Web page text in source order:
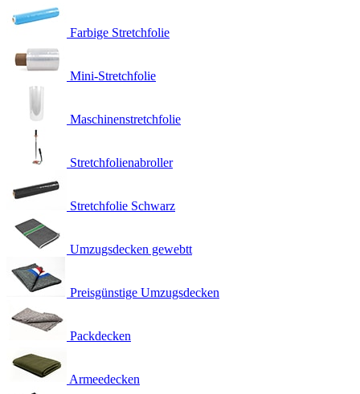
Farbige Stretchfolie
Mini-Stretchfolie
Maschinenstretchfolie
Stretchfolienabroller
Stretchfolie Schwarz
Umzugsdecken gewebtt
Preisgünstige Umzugsdecken
Packdecken
Armeedecken